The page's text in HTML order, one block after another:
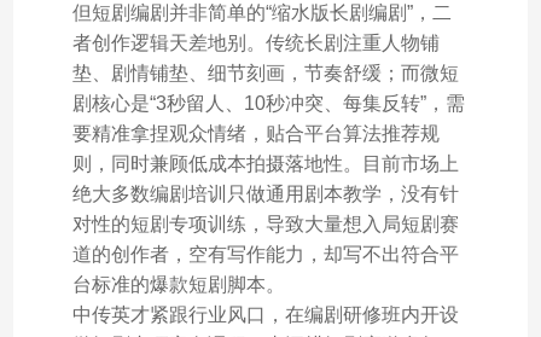
但短剧编剧并非简单的“缩水版长剧编剧”，二
者创作逻辑天差地别。传统长剧注重人物铺
垫、剧情铺垫、细节刻画，节奏舒缓；而微短
剧核心是“3秒留人、10秒冲突、每集反转”，需
要精准拿捏观众情绪，贴合平台算法推荐规
则，同时兼顾低成本拍摄落地性。目前市场上
绝大多数编剧培训只做通用剧本教学，没有针
对性的短剧专项训练，导致大量想入局短剧赛
道的创作者，空有写作能力，却写不出符合平
台标准的爆款短剧脚本。
中传英才紧跟行业风口，在编剧研修班内开设